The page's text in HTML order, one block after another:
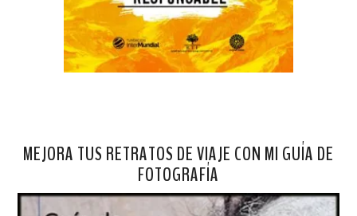
MEJORA TUS RETRATOS DE VIAJE CON MI GUÍA DE
FOTOGRAFÍA